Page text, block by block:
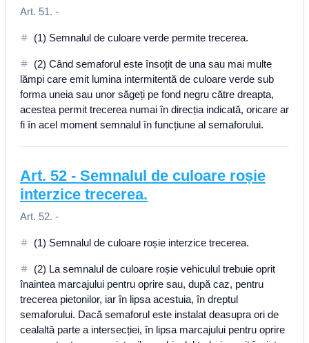
Art. 51. -
(1) Semnalul de culoare verde permite trecerea.
(2) Când semaforul este însoțit de una sau mai multe
lămpi care emit lumina intermitentă de culoare verde sub
forma uneia sau unor săgeți pe fond negru către dreapta,
acestea permit trecerea numai în direcția indicată, oricare ar
fi în acel moment semnalul în funcțiune al semaforului.
Art. 52 - Semnalul de culoare roșie
interzice trecerea.
Art. 52. -
(1) Semnalul de culoare roșie interzice trecerea.
(2) La semnalul de culoare roșie vehiculul trebuie oprit
înaintea marcajului pentru oprire sau, după caz, pentru
trecerea pietonilor, iar în lipsa acestuia, în dreptul
semaforului. Dacă semaforul este instalat deasupra ori de
cealaltă parte a intersecției, în lipsa marcajului pentru oprire